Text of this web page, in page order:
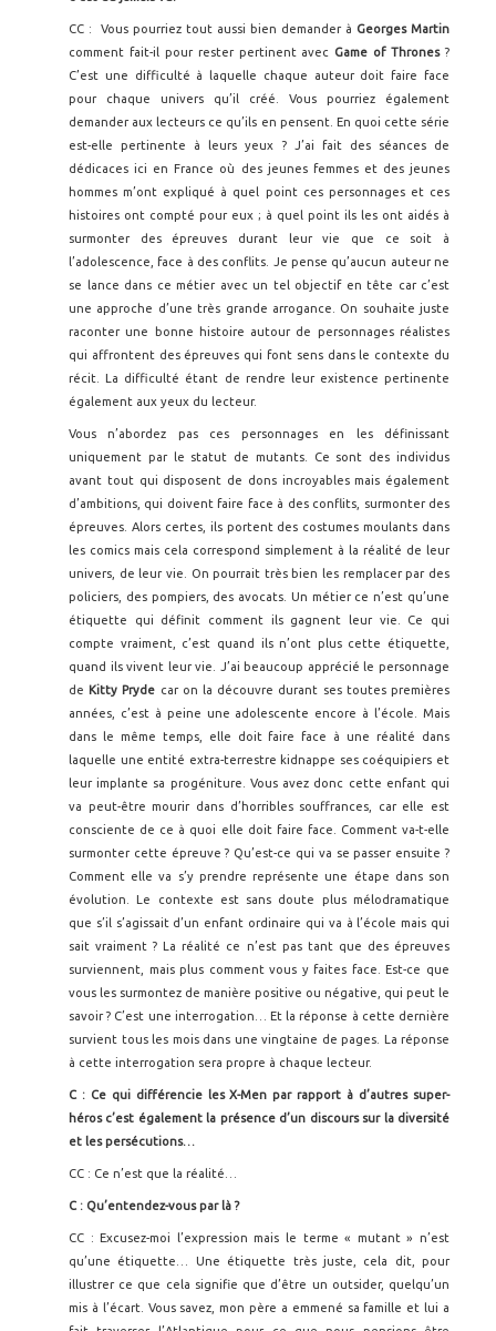
CC : Vous pourriez tout aussi bien demander à Georges Martin
comment fait-il pour rester pertinent avec Game of Thrones?
C’est une difficulté à laquelle chaque auteur doit faire face
pour chaque univers qu’il créé. Vous pourriez également
demander aux lecteurs ce qu’ils en pensent. En quoi cette série
est-elle pertinente à leurs yeux ? J’ai fait des séances de
dédicaces ici en France où des jeunes femmes et des jeunes
hommes m’ont expliqué à quel point ces personnages et ces
histoires ont compté pour eux ; à quel point ils les ont aidés à
surmonter des épreuves durant leur vie que ce soit à
l’adolescence, face à des conflits. Je pense qu’aucun auteur ne
se lance dans ce métier avec un tel objectif en tête car c’est
une approche d’une très grande arrogance. On souhaite juste
raconter une bonne histoire autour de personnages réalistes
qui affrontent des épreuves qui font sens dans le contexte du
récit. La difficulté étant de rendre leur existence pertinente
également aux yeux du lecteur.
Vous n’abordez pas ces personnages en les définissant
uniquement par le statut de mutants. Ce sont des individus
avant tout qui disposent de dons incroyables mais également
d’ambitions, qui doivent faire face à des conflits, surmonter des
épreuves. Alors certes, ils portent des costumes moulants dans
les comics mais cela correspond simplement à la réalité de leur
univers, de leur vie. On pourrait très bien les remplacer par des
policiers, des pompiers, des avocats. Un métier ce n’est qu’une
étiquette qui définit comment ils gagnent leur vie. Ce qui
compte vraiment, c’est quand ils n’ont plus cette étiquette,
quand ils vivent leur vie. J’ai beaucoup apprécié le personnage
de Kitty Pryde car on la découvre durant ses toutes premières
années, c’est à peine une adolescente encore à l’école. Mais
dans le même temps, elle doit faire face à une réalité dans
laquelle une entité extra-terrestre kidnappe ses coéquipiers et
leur implante sa progéniture. Vous avez donc cette enfant qui
va peut-être mourir dans d’horribles souffrances, car elle est
consciente de ce à quoi elle doit faire face. Comment va-t-elle
surmonter cette épreuve ? Qu’est-ce qui va se passer ensuite ?
Comment elle va s’y prendre représente une étape dans son
évolution. Le contexte est sans doute plus mélodramatique
que s’il s’agissait d’un enfant ordinaire qui va à l’école mais qui
sait vraiment ? La réalité ce n’est pas tant que des épreuves
surviennent, mais plus comment vous y faites face. Est-ce que
vous les surmontez de manière positive ou négative, qui peut le
savoir ? C’est une interrogation… Et la réponse à cette dernière
survient tous les mois dans une vingtaine de pages. La réponse
à cette interrogation sera propre à chaque lecteur.
C : Ce qui différencie les X-Men par rapport à d’autres super-
héros c’est également la présence d’un discours sur la diversité
et les persécutions…
CC : Ce n’est que la réalité…
C : Qu’entendez-vous par là ?
CC : Excusez-moi l’expression mais le terme « mutant » n’est
qu’une étiquette… Une étiquette très juste, cela dit, pour
illustrer ce que cela signifie que d’être un outsider, quelqu’un
mis à l’écart. Vous savez, mon père a emmené sa famille et lui a